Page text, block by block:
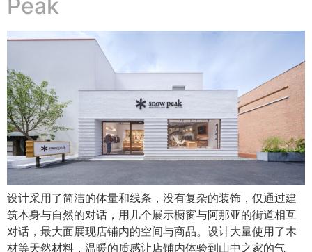
Peak
设计采用了简洁的体量和线条，没有复杂的装饰，仅通过建
筑本身与自然的对话，用几个展示橱窗与阿那亚的街道相互
对话，最大面展现店铺内的空间与商品。设计大量使用了木
材等天然材料，温暖的质感让店铺内体验到山中之家的气